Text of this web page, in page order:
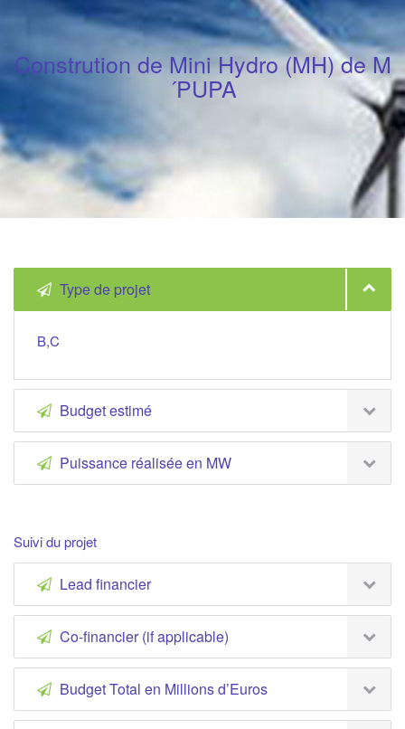
Constrution de Mini Hydro (MH) de M
´PUPA
Type de projet
B,C
Budget estimé
Puissance réalisée en MW
Suivi du projet
Lead financier
Co-financier (if applicable)
Budget Total en Millions d’Euros